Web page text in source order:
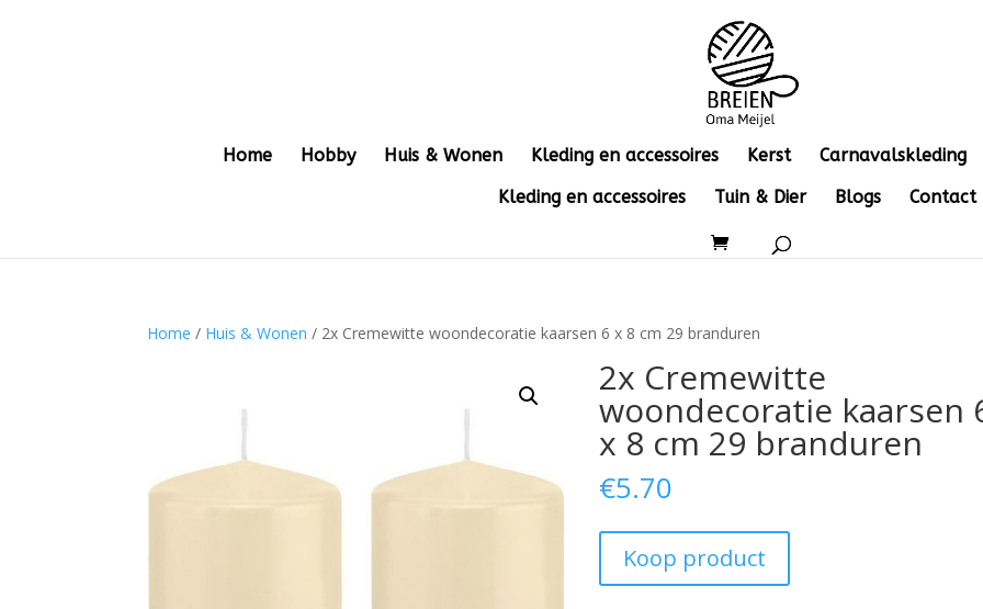
Home Hobby Huis & Wonen Kleding en accessoires Kerst
Carnavalskleding
Kleding en accessoires
Tuin & Dier Blogs Contact
Home / Huis & Wonen / 2x Cremewitte woondecoratie kaarsen 6 x 8 cm 29 branduren
2x Cremewitte
woondecoratie kaarsen
x 8 cm 29 branduren
€5.70
Koop product